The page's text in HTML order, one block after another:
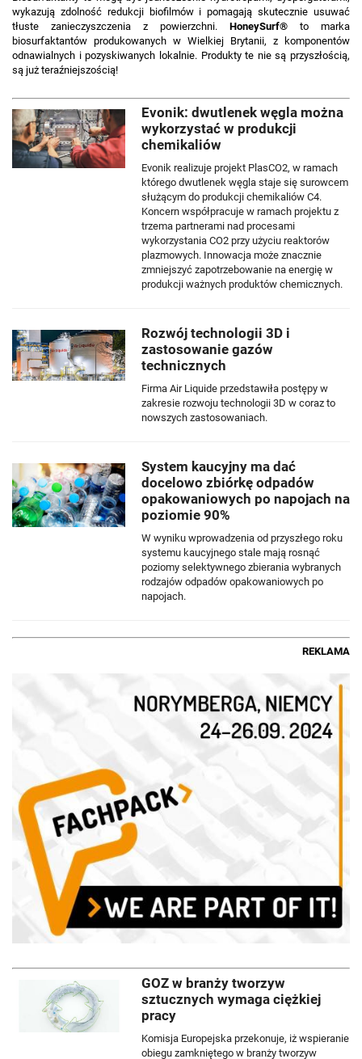
wykazują zdolność redukcji biofilmów i pomagają skutecznie usuwać
tłuste zanieczyszczenia z powierzchni. HoneySurf® to marka
biosurfaktantów produkowanych w Wielkiej Brytanii, z komponentów
odnawialnych i pozyskiwanych lokalnie. Produkty te nie są przyszłością,
są już teraźniejszością!
Evonik: dwutlenek węgla można
wykorzystać w produkcji
chemikaliów
Evonik realizuje projekt PlasCO2, w ramach
którego dwutlenek węgla staje się surowcem
służącym do produkcji chemikaliów C4.
Koncern współpracuje w ramach projektu z
trzema partnerami nad procesami
wykorzystania CO2 przy użyciu reaktorów
plazmowych. Innowacja może znacznie
zmniejszyć zapotrzebowanie na energię w
produkcji ważnych produktów chemicznych.
Rozwój technologii 3D i
zastosowanie gazów
technicznych
Firma Air Liquide przedstawiła postępy w
zakresie rozwoju technologii 3D w coraz to
nowszych zastosowaniach.
System kaucyjny ma dać
docelowo zbiórkę odpadów
opakowaniowych po napojach na
poziomie 90%
W wyniku wprowadzenia od przyszłego roku
systemu kaucyjnego stale mają rosnąć
poziomy selektywnego zbierania wybranych
rodzajów odpadów opakowaniowych po
napojach.
REKLAMA
GOZ w branży tworzyw
sztucznych wymaga ciężkiej
pracy
Komisja Europejska przekonuje, iż wspieranie
obiegu zamkniętego w branży tworzyw